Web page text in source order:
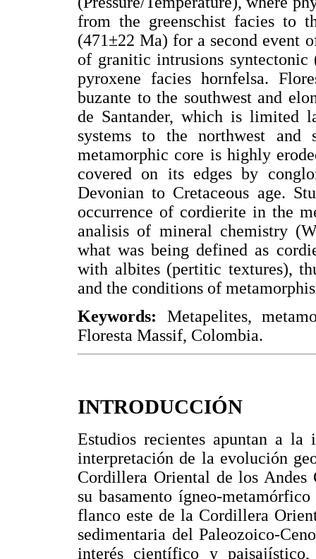
from the greenschist facies to
(471±22 Ma) for a second event
of granitic intrusions syntectonic
pyroxene facies hornfelsa.
buzante to the southwest and
de Santander, which is limited
systems to the northwest and
metamorphic core is highly
covered on its edges by
Devonian to Cretaceous age.
occurrence of cordierite in the
analisis of mineral chemistry
what was being defined as
with albites (pertitic textures),
and the conditions of
Keywords: Metapelites,
Floresta Massif, Colombia.
INTRODUCCIÓN
Estudios recientes apuntan a
interpretación de la evolución
Cordillera Oriental de los Andes
su basamento ígneo-
flanco este de la Cordillera
sedimentaria del Paleozoico-
interés científico y